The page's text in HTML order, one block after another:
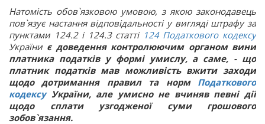
Натомість обов`язковою умовою, з якою законодавець
пов`язує настання відповідальності у вигляді штрафу за
пунктами 124.2 і 124.3 статті124 Податкового кодексу
України є доведення контролюючим органом вини
платника податків у формі умислу, а саме, - що
платник податків мав можливість вжити заходи
щодо дотримання правил та норм Податкового
кодексуУкраїни, але умисно не вчиняв певні дії
щодо сплати узгодженої суми грошового
зобов`язання.